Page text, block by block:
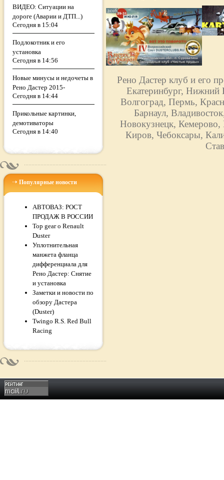
ВИДЕО: Ситуации на
дороге (Аварии и ДТП...)
Сегодня в 15:04
Подлокотник и его
установка
Сегодня в 14:56
Новые минусы и недочеты в
Рено Дастер 2015-
Сегодня в 14:44
Прикольные картинки,
демотиваторы
Сегодня в 14:40
Популярные новости
АВТОВАЗ: РОСТ
ПРОДАЖ В РОССИИ
Top gear о Renault
Duster
Уплотнительная
манжета фланца
дифференциала для
Рено Дастер: Снятие
и установка
Заметки и новости по
обзору Дастера
(Duster)
Twingo R.S. Red Bull
Racing
Рено Дастер клуб и его
Екатеринбург, Нижний
Волгоград, Пермь,
Барнаул,
Новокузнецк,
Киров, Чебоксары,